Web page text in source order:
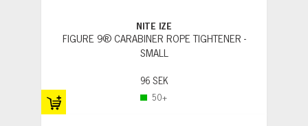
NITE IZE
FIGURE 9® CARABINER ROPE TIGHTENER -
SMALL
96 SEK
50+